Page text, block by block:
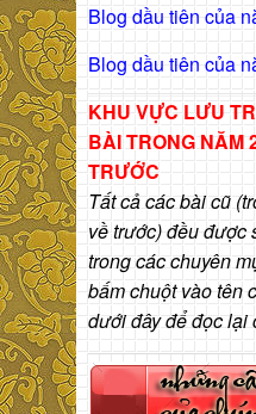
Blog dầu tiên của
Blog dầu tiên của
KHU VỰC LƯU
BÀITRONG NĂM
TRƯỚC
Tất cả các bài cũ
về trước) đều được
trong các chuyên
bấm chuột vào tên
dưới đây để đọc lại